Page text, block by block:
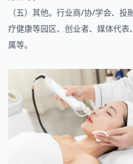
（五）其他。行业商/协/学会、投
疗健康等园区、创业者、媒体代
属等。